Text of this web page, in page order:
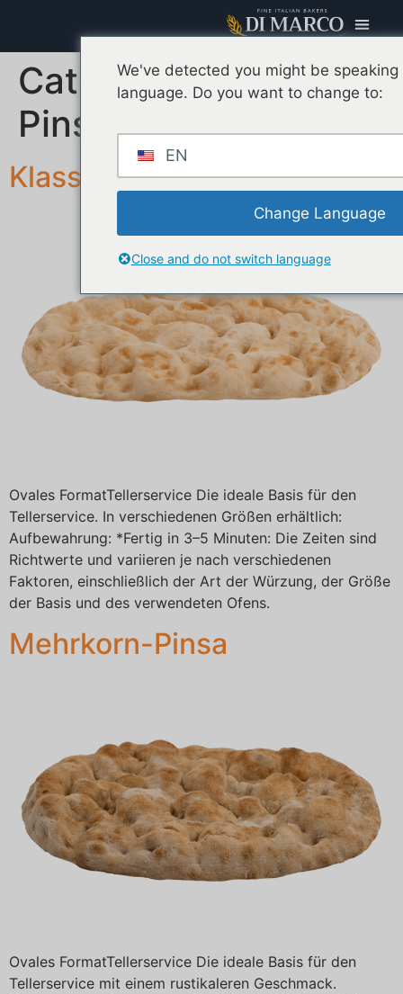
Categoria Base:
Pinsaböden
Klassische Pinsa
Ovales FormatTellerservice Die ideale Basis für den
Tellerservice. In verschiedenen Größen erhältlich:
Aufbewahrung: *Fertig in 3–5 Minuten: Die Zeiten sind
Richtwerte und variieren je nach verschiedenen
Faktoren, einschließlich der Art der Würzung, der Größe
der Basis und des verwendeten Ofens.
Mehrkorn-Pinsa
Ovales FormatTellerservice Die ideale Basis für den
Tellerservice mit einem rustikaleren Geschmack.
We've detected you might be
language. Do you want to change to:
EN
Change Language
Close and do not switch language